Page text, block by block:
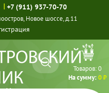
| +7 (911) 937-70-70
Новое шоссе, д.11
Товаров:0
На сумму:0 ₽